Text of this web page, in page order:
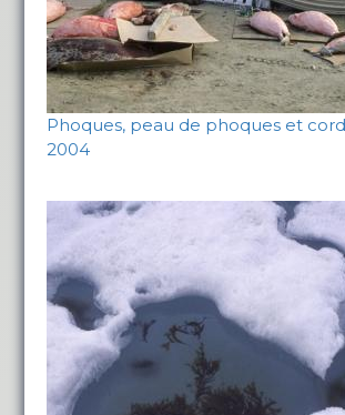
Phoques, peau de phoques et
2004